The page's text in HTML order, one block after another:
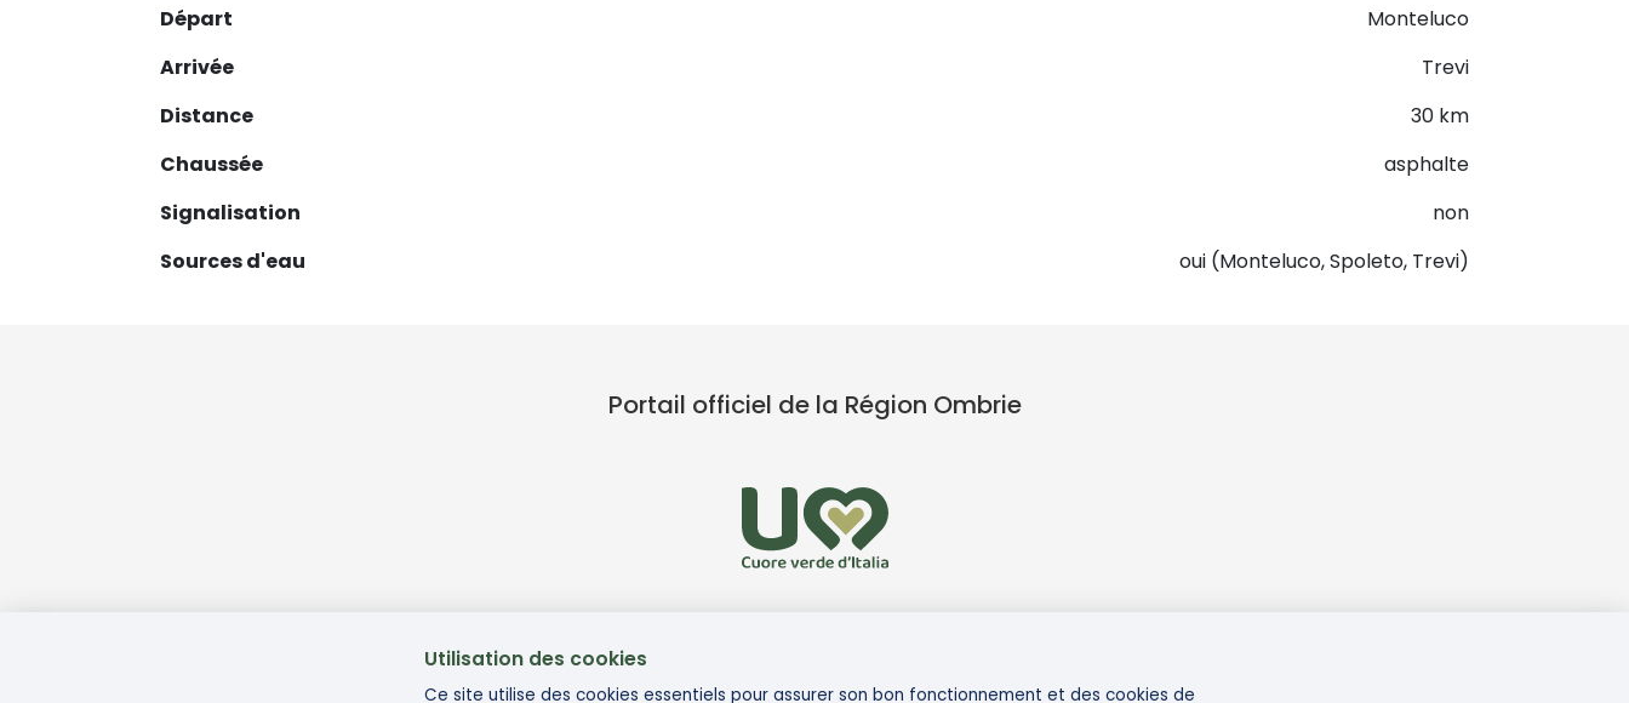
Départ
Monteluco
Arrivée
Trevi
Distance
30 km
Chaussée
asphalte
Signalisation
non
Sources d'eau
oui (Monteluco, Spoleto, Trevi)
Portail officiel de la Région Ombrie
Utilisation des cookies
Ce site utilise des cookies essentiels pour assurer son bon fonctionnement et des cookies de